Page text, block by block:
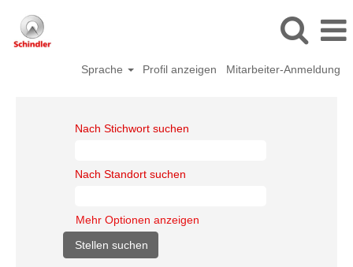
Sprache Profil anzeigen Mitarbeiter-Anmeldung
Nach Stichwort suchen
Nach Standort suchen
Mehr Optionen anzeigen